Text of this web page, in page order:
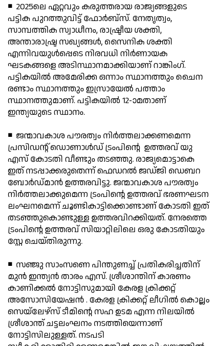
◾ 2025ലെ ഏറ്റവും കരുത്തരായ രാജ്യങ്ങളുടെ
പട്ടിക പുറത്തുവിട്ട് ഫോര്‍ബ്സ്. നേതൃത്വം,
സാമ്പത്തിക സ്വാധീനം, രാഷ്ട്രീയ ശക്തി,
അന്താരാഷ്ട്ര സഖ്യങ്ങള്‍, സൈനിക ശക്തി
എന്നിവയുള്‍പ്പെടെ നിരവധി നിര്‍ണായക
ഘടകങ്ങളെ അടിസ്ഥാനമാക്കിയാണ് റാങ്കിംഗ്.
പട്ടികയില്‍ അമേരിക്ക ഒന്നാം സ്ഥാനത്തും ചൈന
രണ്ടാം സ്ഥാനത്തും ഇസ്രായേല്‍ പത്താം
സ്ഥാനത്തുമാണ്. പട്ടികയില്‍ 12-ാമതാണ്
ഇന്ത്യയുടെ സ്ഥാനം.
◾ ജന്മാവകാശ പൗരത്വം നിര്‍ത്തലാക്കണമെന്ന
പ്രസിഡന്റ് ഡൊണാള്‍ഡ് ട്രംപിന്റെ ഉത്തരവ് യു
എസ് കോടതി വീണ്ടും തടഞ്ഞു. രാജ്യമൊട്ടാകെ
ഇത് നടപ്പാക്കരുതെന്ന് ഫെഡറല്‍ ജഡ്ജി ഡെബറ
ബോര്‍ഡ്മാന്‍ ഉത്തരവിട്ടു. ജന്മാവകാശ പൗരത്വം
നിര്‍ത്തലാക്കുമെന്ന ട്രംപിന്റെ ഉത്തരവ് ഭരണഘടന
ലംഘനമെന്ന് ചൂണ്ടികാട്ടിക്കൊണ്ടാണ് കോടതി ഇത്
തടഞ്ഞുകൊണ്ടുള്ള ഉത്തരവിറക്കിയത്. നേരത്തെ
ട്രംപിന്റെ ഉത്തരവ് സിയാറ്റിലിലെ ഒരു കോടതിയും
സ്റ്റേ ചെയ്തിരുന്നു.
◾ സഞ്ജു സാംസണെ പിന്തുണച്ച് പ്രതികരിച്ചതിന്
മുന്‍ ഇന്ത്യന്‍ താരം എസ്. ശ്രീശാന്തിന് കാരണം
കാണിക്കല്‍ നോട്ടിസുമായി കേരള ക്രിക്കറ്റ്
അസോസിയേഷന്‍ . കേരള ക്രിക്കറ്റ് ലീഗില്‍ കൊല്ലം
സെയ്‌ലേഴ്സ് ടീമിന്റെ സഹ ഉടമ എന്ന നിലയില്‍
ശ്രീശാന്ത് ചട്ടലംഘനം നടത്തിയെന്നാണ്
നോട്ടിസിലുള്ളത്. നടപടി